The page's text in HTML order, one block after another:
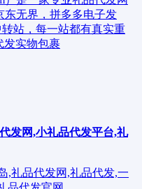
东无界，拼多多电子发
站，每一站都有真实重
发实物包裹
发网,小礼品代发平台,礼
,礼品代发网,礼品代发,一